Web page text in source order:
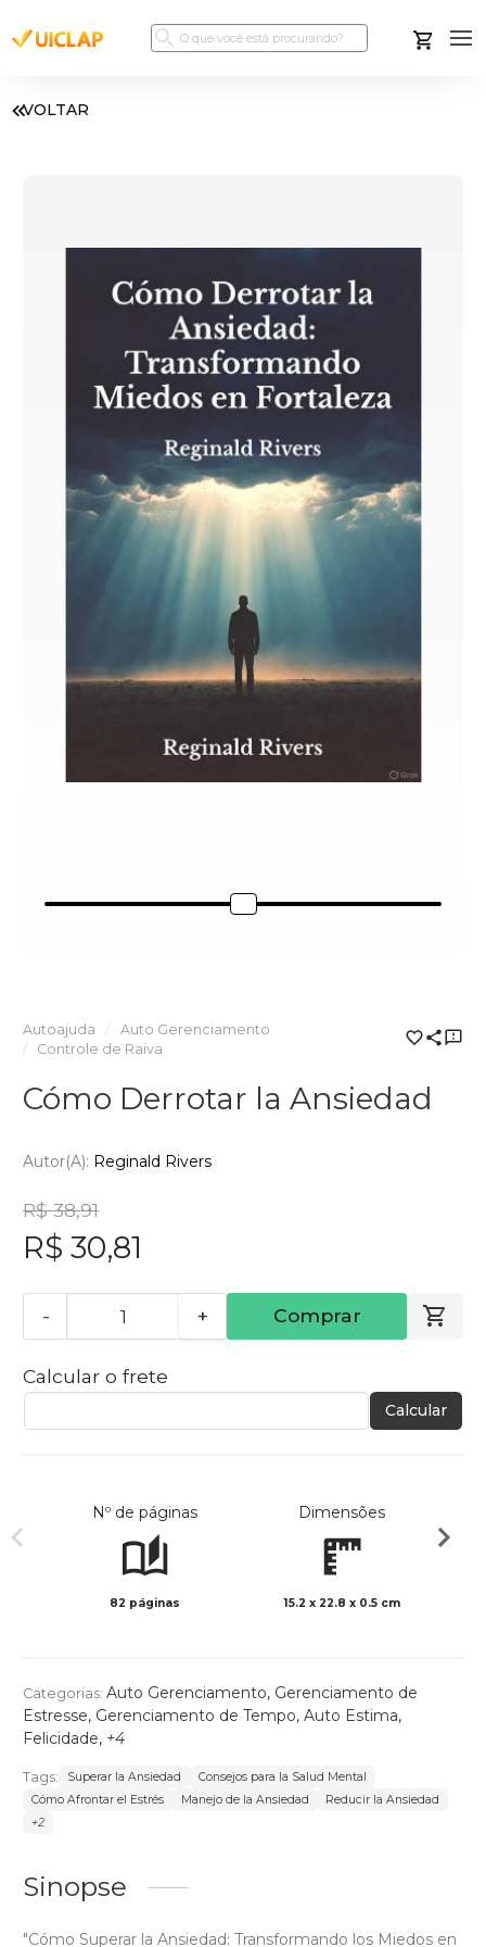
VOLTAR
Autoajuda
Auto Gerenciamento
Controle de Raiva
Cómo Derrotar la Ansiedad
Autor(a): Reginald Rivers
R$ 38,91
R$ 30,81
- + Comprar
Calcular o frete
Calcular
Nº de páginas
82 páginas
Dimensões
15.2 x 22.8 x 0.5 cm
Categorias: Auto Gerenciamento, Gerenciamento de
Estresse, Gerenciamento de Tempo, Auto Estima,
Felicidade, +4
Tags: Superar la Ansiedad
Consejos para la Salud Mental
Cómo Afrontar el Estrés
Manejo de la Ansiedad
Reducir la Ansiedad
+2
Sinopse
"Cómo Superar la Ansiedad: Transformando los Miedos en